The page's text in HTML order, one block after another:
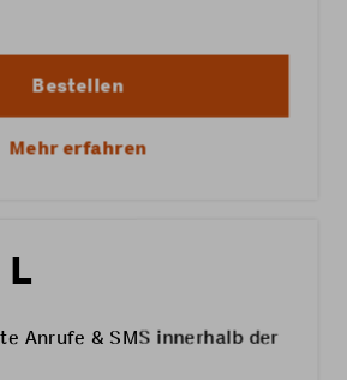
Bestellen
Mehr erfahren
L
Anrufe & SMS innerhalb der